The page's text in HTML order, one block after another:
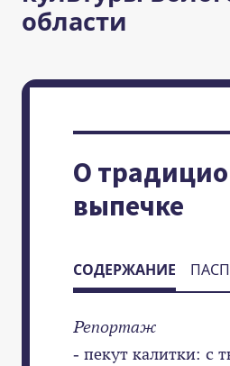
области
О
выпечке
СОДЕРЖАНИЕ
Репортаж
- пекут калитки: с